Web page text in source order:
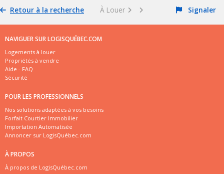
Retour à la recherche À Louer Signaler
NAVIGUER SUR LOGISQUÉBEC.COM
Logements à louer
Propriétés à vendre
Aide - FAQ
Sécurité
POUR LES PROFESSIONNELS
Nos solutions adaptées à vos besoins
Forfait Courtier Immobilier
Importation Automatisée
Annoncer sur LogisQuébec.com
À PROPOS
À propos de LogisQuébec.com